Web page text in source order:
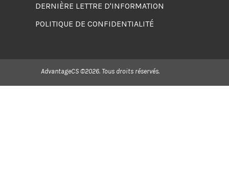
DERNIÈRE LETTRE D'INFORMATION
POLITIQUE DE CONFIDENTIALITÉ
AdvantageCS ©2026. Tous droits réservés.